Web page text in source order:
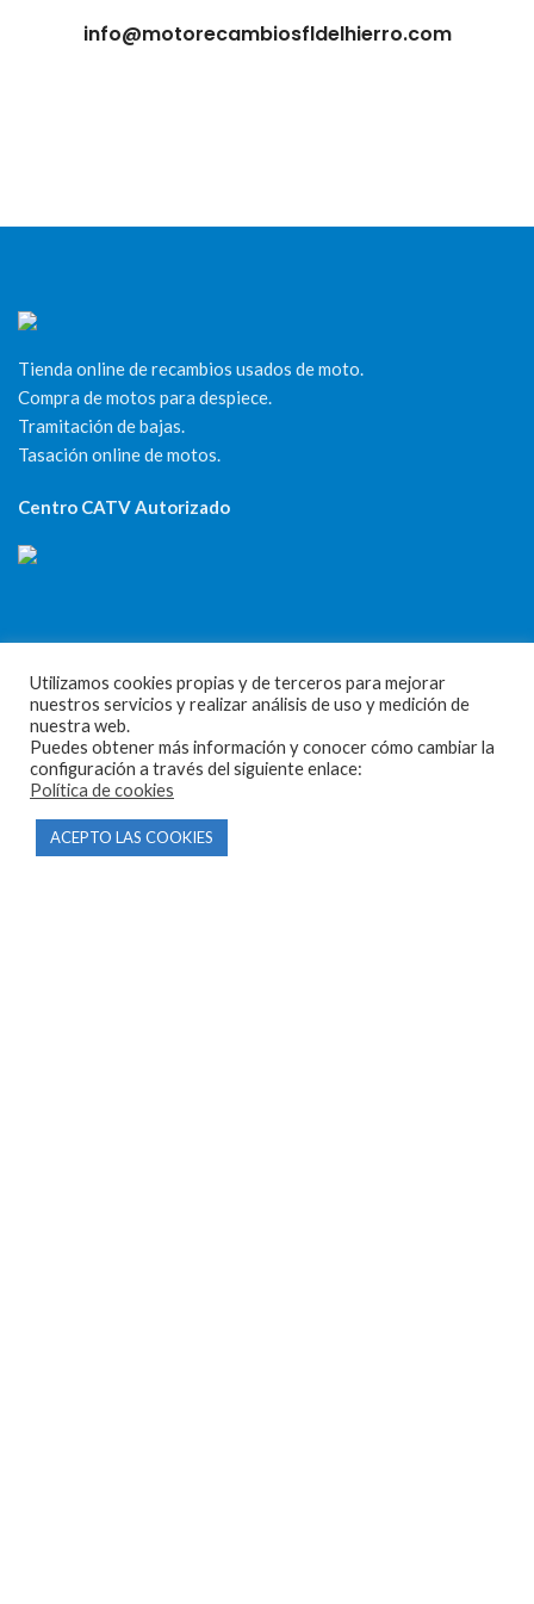
info@motorecambiosfldelhierro.com
Tienda online de recambios usados de moto.
Compra de motos para despiece.
Tramitación de bajas.
Tasación online de motos.
Centro CATV Autorizado
CONTACTO
Parque Empresarial Las Condas , Nave 1
05440 Piedralaves-Ávila
603 57 44 50
Utilizamos cookies propias y de terceros para mejorar
nuestros servicios y realizar análisis de uso y medición de
nuestra web.
Puedes obtener más información y conocer cómo cambiar la
configuración a través del siguiente enlace:
Política de cookies
ACEPTO LAS COOKIES